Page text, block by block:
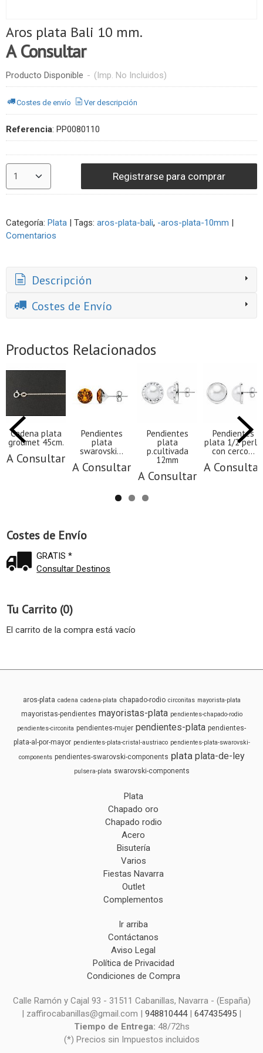
Costes de Envío
GRATIS *
Consultar Destinos
Tu Carrito (0)
El carrito de la compra está vacío
Aros plata Bali 10 mm.
A Consultar
Producto Disponible - (Imp. No Incluidos)
Costes de envío Ver descripción
Referencia: PP0080110
Registrarse para comprar
Categoría: Plata | Tags: aros-plata-bali -aros-plata-10mm |
Comentarios
Descripción
Costes de Envío
Productos Relacionados
Cadena plata
groumet 45cm.
A Consultar
Pendientes
plata
swarovski...
A Consultar
Pendientes
plata
p.cultivada
12mm
A Consultar
Pendientes
plata 1/2 perla
con cerco...
A Consultar
aros-plata cadena cadena-plata chapado-rodio circonitas mayorista-plata
mayoristas-pendientes mayoristas-plata pendientes-chapado-rodio
pendientes-circonita pendientes-mujer pendientes-plata pendientes-
plata-al-por-mayor pendientes-plata-cristal-austriaco pendientes-plata-swarovski-
components pendientes-swarovski-components plata plata-de-ley
pulsera-plata swarovski-components
Plata
Chapado oro
Chapado rodio
Acero
Bisutería
Varios
Fiestas Navarra
Outlet
Complementos
Ir arriba
Contáctanos
Aviso Legal
Política de Privacidad
Condiciones de Compra
Calle Ramón y Cajal 93 - 31511 Cabanillas, Navarra - (España)
| zaffirocabanillas@gmail.com | 948810444| 647435495 |
Tiempo de Entrega: 48/72hs
(*) Precios sin Impuestos incluidos